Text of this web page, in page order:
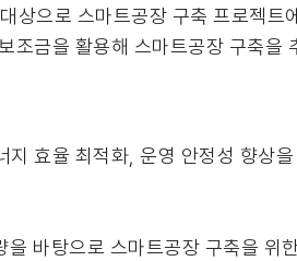
상으로 스마트공장 구축 프로젝트
조금을 활용해 스마트공장 구축을
효율 최적화, 운영 안정성 향상
바탕으로 스마트공장 구축을 위